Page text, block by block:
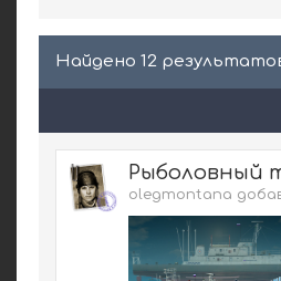
Найдено 12
Рыболовный
olegmontana